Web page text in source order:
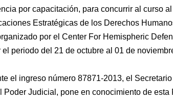
por capacitación, para concurrir al curso
Estratégicas de los Derechos
por el Center For Hemispheric
el periodo del 21 de octubre al 01 de
el ingreso número 87871-2013, el
Poder Judicial, pone en conocimiento de esta